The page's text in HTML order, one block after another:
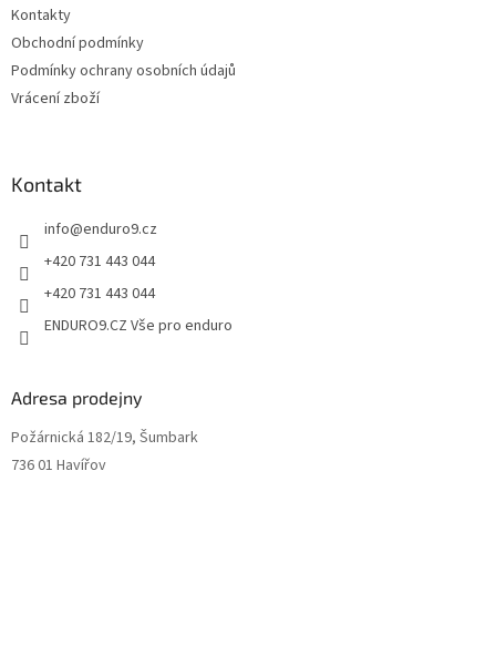
Kontakty
Obchodní podmínky
Podmínky ochrany osobních údajů
Vrácení zboží
Kontakt
info@enduro9.cz
+420 731 443 044
+420 731 443 044
ENDURO9.CZ Vše pro enduro
Adresa prodejny
Požárnická 182/19, Šumbark
736 01 Havířov